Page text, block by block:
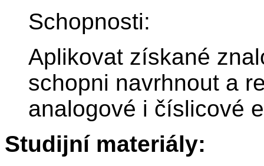
Schopnosti:
Aplikovat získané
schopni navrhnout a
analogové i číslicové
Studijní materiály: